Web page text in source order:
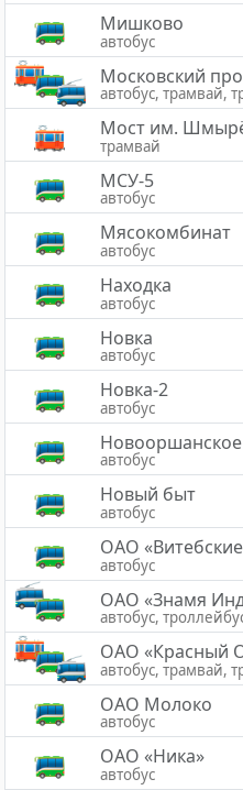
Мишково
автобус
Московский
автобус, трамвай,
Мост им.
трамвай
МСУ-5
автобус
Мясокомбинат
автобус
Находка
автобус
Новка
автобус
Новка-2
автобус
автобус
Новый быт
автобус
ОАО
автобус
ОАО «Знамя
автобус,
ОАО «Красный
автобус, трамвай,
ОАО Молоко
автобус
ОАО «Ника»
автобус